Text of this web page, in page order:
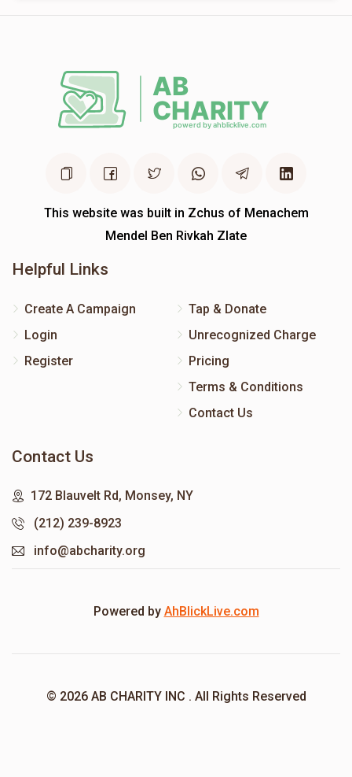
This website was built in Zchus of Menachem
Mendel Ben Rivkah Zlate
Helpful Links
Create A Campaign
Login
Register
Tap & Donate
Unrecognized Charge
Pricing
Terms & Conditions
Contact Us
Contact Us
172 Blauvelt Rd, Monsey, NY
(212) 239-8923
info@abcharity.org
Powered by AhBlickLive.com
© 2026 AB CHARITY INC . All Rights Reserved